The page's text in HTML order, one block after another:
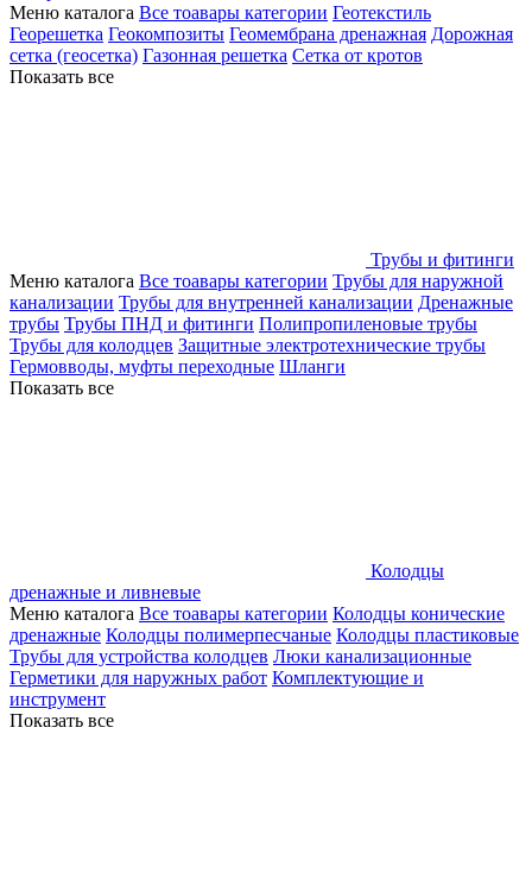
Меню каталога Все тоавары категории Геотекстиль
Георешетка Геокомпозиты Геомембрана дренажная Дорожная
сетка (геосетка) Газонная решетка Сетка от кротов
Показать все
Трубы и фитинги
Меню каталога Все тоавары категории Трубы для наружной
канализации Трубы для внутренней канализации Дренажные
трубы Трубы ПНД и фитинги Полипропиленовые трубы
Трубы для колодцев Защитные электротехнические трубы
Гермовводы, муфты переходные Шланги
Показать все
Колодцы
дренажные и ливневые
Меню каталога Все тоавары категории Колодцы конические
дренажные Колодцы полимерпесчаные Колодцы пластиковые
Трубы для устройства колодцев Люки канализационные
Герметики для наружных работ Комплектующие и
инструмент
Показать все